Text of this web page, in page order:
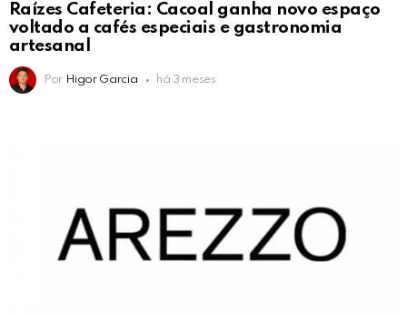
Raízes Cafeteria: Cacoal ganha novo espaço
voltado a cafés especiais e gastronomia
artesanal
Por Higor Garcia há 3 meses